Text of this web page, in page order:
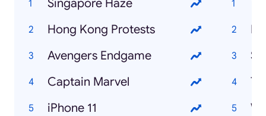
Singapore Haze
Hong Kong Protests
Avengers Endgame
Captain Marvel
iPhone 11